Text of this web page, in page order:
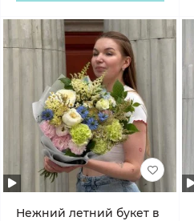
Нежний летний букет в